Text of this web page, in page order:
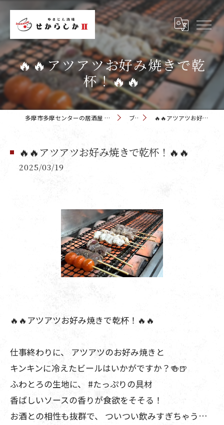
🔥🔥アツアツお好み焼きで乾
杯！🔥🔥
多摩市多摩センターの居酒屋 せからしか 多摩センター店 ブログ 🔥🔥アツアツお好み焼きで乾杯！🔥🔥
🔥🔥アツアツお好み焼きで乾杯！🔥🔥
2025/03/19
🔥🔥アツアツお好み焼きで乾杯！🔥🔥
仕事終わりに、 アツアツのお好み焼きと
キンキンに冷えたビールはいかがですか？🍻🍺
ふわとろの生地に、 #たっぷりの具材
香ばしいソースの香りが食欲をそそる！
お酒との相性も抜群で、 ついつい飲みすぎちゃう…